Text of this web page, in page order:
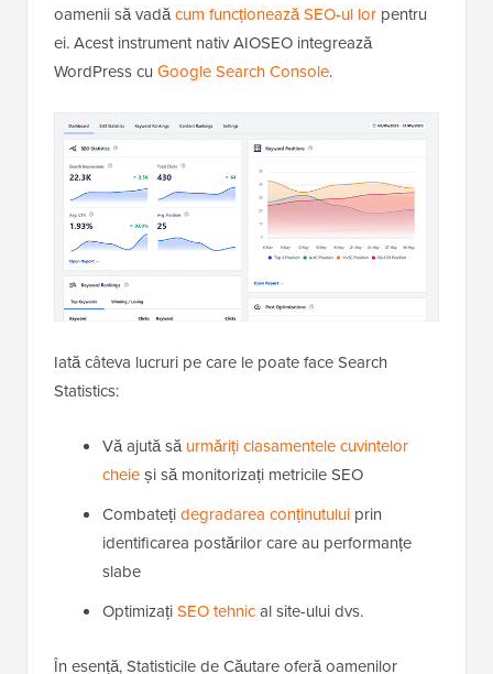
oamenii să vadăcum funcționează SEO-ul lor pentru
ei. Acest instrument nativ AIOSEO integrează
WordPress cu Google Search Console.
Iată câteva lucruri pe care le poate face Search
Statistics:
Vă ajută săurmăriți clasamentele cuvintelor
cheieși să monitorizați metricile SEO
Combatețidegradarea conținutului prin
identificarea postărilor care au performanțe
slabe
OptimizațiSEO tehnical site-ului dvs.
În esență, Statisticile de Căutare oferă oamenilor